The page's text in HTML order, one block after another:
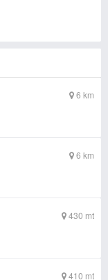
6 km
6 km
430 mt
410 mt